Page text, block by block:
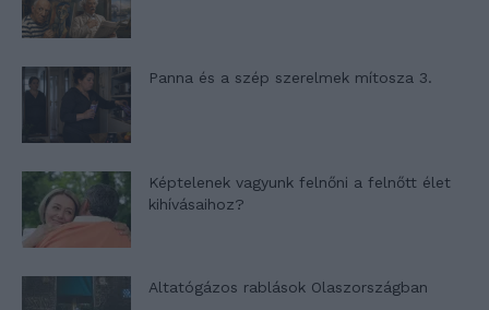
Panna és a szép szerelmek mítosza 3.
Képtelenek vagyunk felnőni a felnőtt élet
kihívásaihoz?
Altatógázos rablások Olaszországban